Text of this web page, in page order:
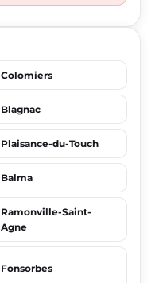
Colomiers
Blagnac
Plaisance-du-Touch
Balma
Ramonville-Saint-
Agne
Fonsorbes